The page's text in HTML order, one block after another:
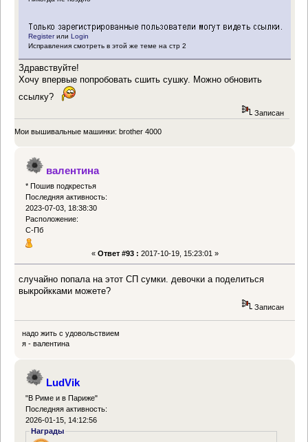
RegisterилиLogin
Исправления смотреть в этой же теме на стр 2
Здравствуйте!
Хочу впервые попробовать сшить сушку. Можно обновить
ссылку?
Записан
Мои вышивальные машинки: brother 4000
валентина
* Пошив подкрестья
Последняя активность:
2023-07-03, 18:38:30
Расположение:
С-Пб
« Ответ #93 : 2017-10-19, 15:23:01 »
случайно попала на этот СП сумки. девочки а поделиться
выкройкками можете?
Записан
надо жить с удовольствием
я - валентина
LudVik
"В Риме и в Париже"
Последняя активность:
2026-01-15, 14:12:56
Награды